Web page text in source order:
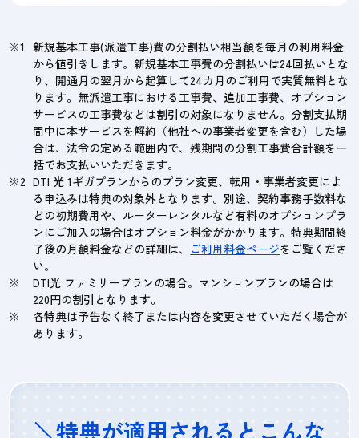
新規基本工事(派遣工事)費の分割払い相当額を毎月の利用料金
から値引きします。新規基本工事費の分割払いは24回払いとな
り、開通月の翌月から起算して24カ月のご利用で実質無料とな
ります。無派遣工事における工事費、追加工事費、オプション
サービスの工事費などは割引の対象になりません。分割支払期
間中に本サービスを解約（他社への事業者変更を含む）した場
合は、法令の定める範囲内で、残期間の分割工事費合計額を一
括でお支払いいただきます。
DTI 光 1ギガプランからのプラン変更、転用・事業者変更によ
る申込みは特典の対象外となります。別途、契約事務手数料な
どの初期費用や、ルーターレンタルなど有料のオプションプラ
ンにご加入の場合はオプション料金がかかります。特典期間終
了後の月額料金などの詳細は、 ご利用料金ページをご覧くださ
い。
DTI光 ファミリープランの場合。マンションプランの場合は
220円の割引となります。
各特典は予告なく終了または内容を変更させていただく場合が
あります。
＼特典が適用されるとこんな